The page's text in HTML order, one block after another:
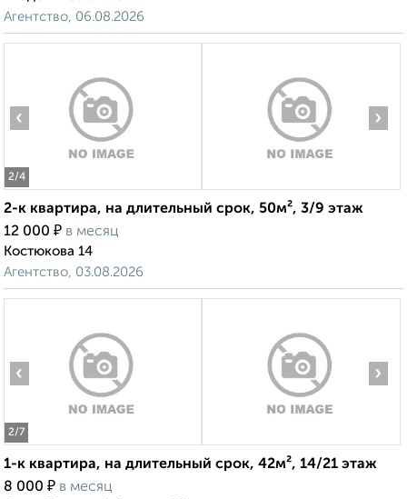
Агентство, 06.08.2026
2/4
‹ ›
2-к квартира, на длительный срок, 50м², 3/9 этаж
12 000 ₽ в месяц
Костюкова 14
Агентство, 03.08.2026
2/7
‹ ›
1-к квартира, на длительный срок, 42м², 14/21 этаж
8 000 ₽ в месяц